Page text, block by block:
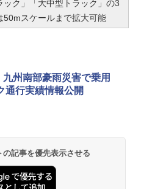
ク」「大中型トラック」の3
スケールまで拡大可能
九州南部豪雨災害で乗用
通行実績情報公開
記事を優先表示させる